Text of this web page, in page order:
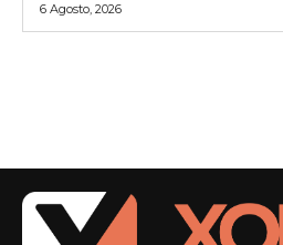
6 Agosto, 2026